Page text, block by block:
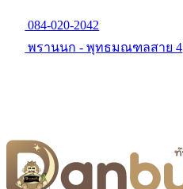
084-020-2042
พรานนก - พุทธมณฑลสาย 4